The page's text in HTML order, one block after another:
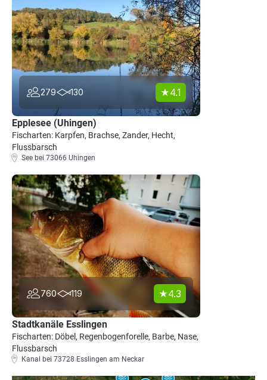
279 130 4.1
Epplesee (Uhingen)
Fischarten: Karpfen, Brachse, Zander, Hecht,
Flussbarsch
See bei 73066 Uhingen
760 119 4.3
Stadtkanäle Esslingen
Fischarten: Döbel, Regenbogenforelle, Barbe, Nase,
Flussbarsch
Kanal bei 73728 Esslingen am Neckar